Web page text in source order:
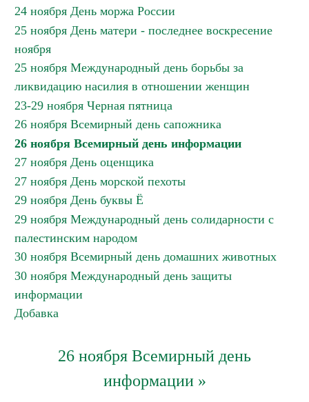
24 ноября День моржа России
25 ноября День матери - последнее воскресение
ноября
25 ноября Международный день борьбы за
ликвидацию насилия в отношении женщин
23-29 ноября Черная пятница
26 ноября Всемирный день сапожника
26 ноября Всемирный день информации
27 ноября День оценщика
27 ноября День морской пехоты
29 ноября День буквы Ё
29 ноября Международный день солидарности с
палестинским народом
30 ноября Всемирный день домашних животных
30 ноября Международный день защиты
информации
Добавка
26 ноября Всемирный день
информации »